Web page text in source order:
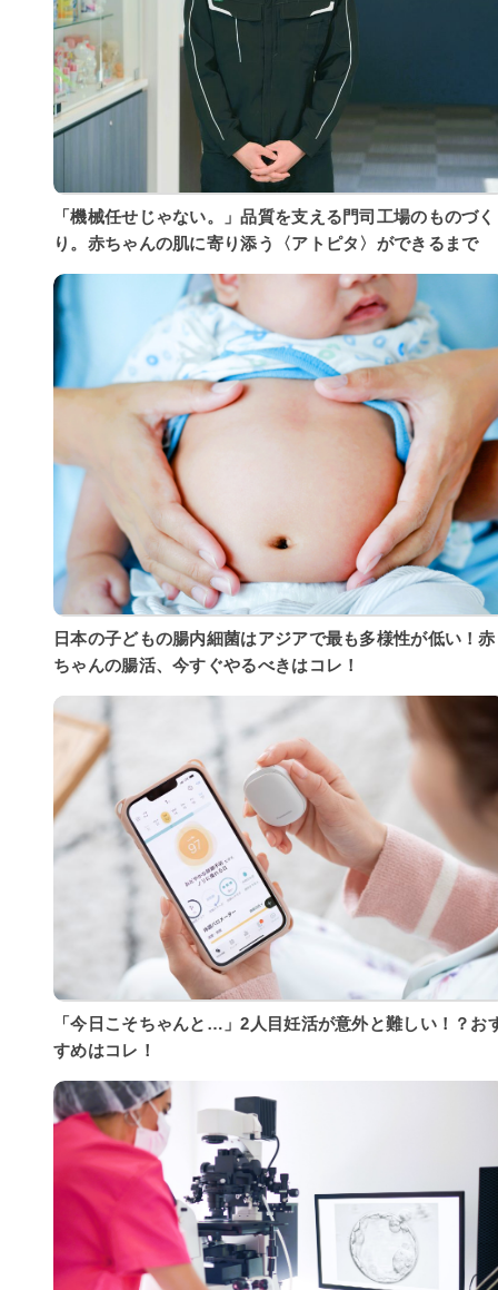
「機械任せじゃない。」品質を支える門司工場のものづく
り。赤ちゃんの肌に寄り添う〈アトピタ〉ができるまで
日本の子どもの腸内細菌はアジアで最も多様性が低い！赤
ちゃんの腸活、今すぐやるべきはコレ！
「今日こそちゃんと…」2人目妊活が意外と難しい！？お
すめはコレ！